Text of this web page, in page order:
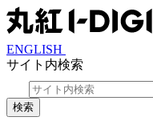
ENGLISH
サイト内検索
検索